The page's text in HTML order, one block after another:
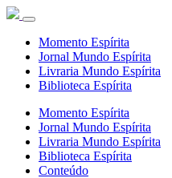
Momento Espírita
Jornal Mundo Espírita
Livraria Mundo Espírita
Biblioteca Espírita
Momento Espírita
Jornal Mundo Espírita
Livraria Mundo Espírita
Biblioteca Espírita
Conteúdo